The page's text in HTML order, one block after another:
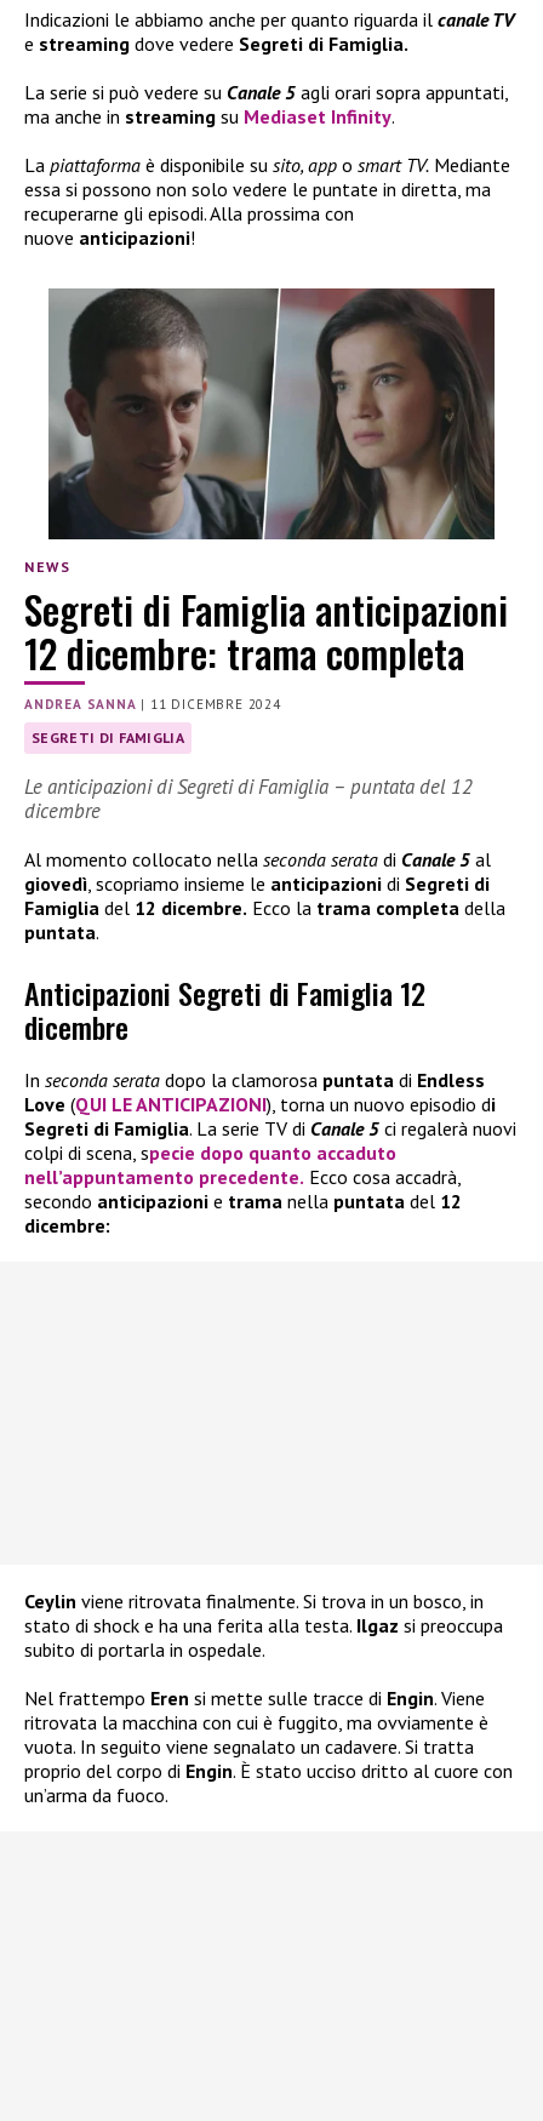
Indicazioni le abbiamo anche per quanto riguarda il canale TV
e streaming dove vedere Segreti di Famiglia.
La serie si può vedere su Canale 5 agli orari sopra appuntati,
ma anche in streaming su Mediaset Infinity.
La piattaforma è disponibile su sito, app o smart TV. Mediante
essa si possono non solo vedere le puntate in diretta, ma
recuperarne gli episodi. Alla prossima con
nuove anticipazioni!
NEWS
Segreti di Famiglia anticipazioni
12 dicembre: trama completa
ANDREA SANNA | 11 DICEMBRE 2024
SEGRETI DI FAMIGLIA
Le anticipazioni di Segreti di Famiglia – puntata del 12
dicembre
Al momento collocato nella seconda serata di Canale 5 al
giovedì , scopriamo insieme le anticipazioni di Segreti di
Famiglia del 12 dicembre. Ecco la trama completa della
puntata.
Anticipazioni Segreti di Famiglia 12
dicembre
In seconda serata dopo la clamorosa puntata di Endless
Love (QUI LE ANTICIPAZIONI), torna un nuovo episodio di
Segreti di Famiglia. La serie TV di Canale 5 ci regalerà nuovi
colpi di scena, specie dopo quanto accaduto
nell’appuntamento precedente. Ecco cosa accadrà,
secondo anticipazioni e trama nella puntata del 12
dicembre:
Ceylin viene ritrovata finalmente. Si trova in un bosco, in
stato di shock e ha una ferita alla testa. Ilgaz si preoccupa
subito di portarla in ospedale.
Nel frattempo Eren si mette sulle tracce di Engin. Viene
ritrovata la macchina con cui è fuggito, ma ovviamente è
vuota. In seguito viene segnalato un cadavere. Si tratta
proprio del corpo di Engin. È stato ucciso dritto al cuore con
un’arma da fuoco.